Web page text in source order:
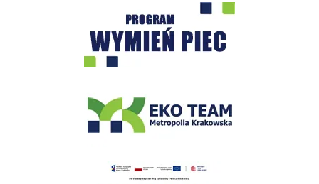
Program "Czyste Powietrze" - Wieliczka
Realizacja Programu Czyste Powietrze w Gminie Wieliczka